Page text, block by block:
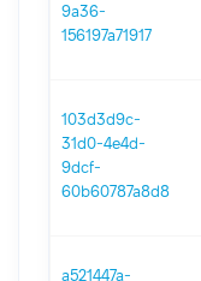
9a36-
156197a71917
103d3d9c-
31d0-4e4d-
9dcf-
60b60787a8d8
a521447a-